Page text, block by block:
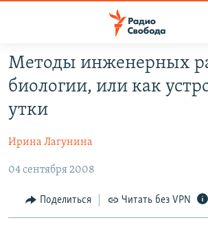
упрощенного
доступа
основному
Вернутся
главной
навигации
ПРОГРАММЫ
ЦИТАТЫ СВОБОДЫ
МНЕНИЯ
КУЛЬТУРА
IDEL.РЕАЛИИ
Методы инженерных
биологии, или как
утки
Ирина Лагунина
04 сентября 2008
Поделиться Читать без VPN